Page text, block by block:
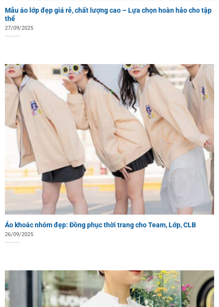
Mẫu áo lớp đẹp giá rẻ, chất lượng cao – Lựa chọn hoàn hảo cho tập
thể
27/09/2025
Áo khoác nhóm đẹp: Đồng phục thời trang cho Team, Lớp, CLB
26/09/2025